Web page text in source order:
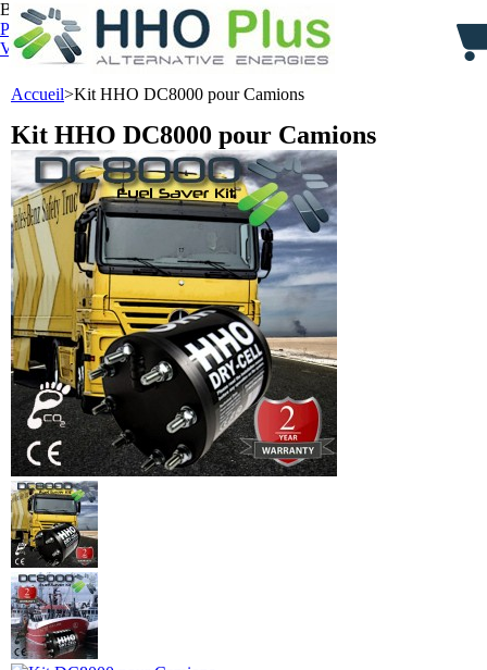
Bienvenue,
identifiez-vous
Panier : 0 produit produits
(vide)
Votre compte
Accueil>Kit HHO DC8000 pour Camions
Kit HHO DC8000 pour Camions